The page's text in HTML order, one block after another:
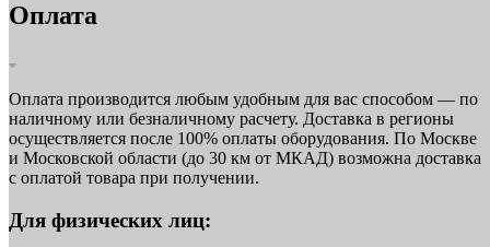
Оплата
Оплата производится любым удобным для вас способом — по
наличному или безналичному расчету. Доставка в регионы
осуществляется после 100% оплаты оборудования. По Москве
и Московской области (до 30 км от МКАД) возможна доставка
с оплатой товара при получении.
Для физических лиц: